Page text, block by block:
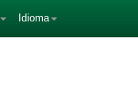
Idioma